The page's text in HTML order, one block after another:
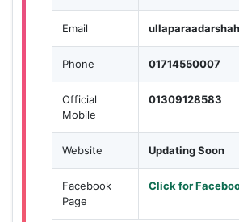
Email
Phone 01714550007
Official
Mobile
01309128583
Website Updating Soon
Facebook
Page
Click for